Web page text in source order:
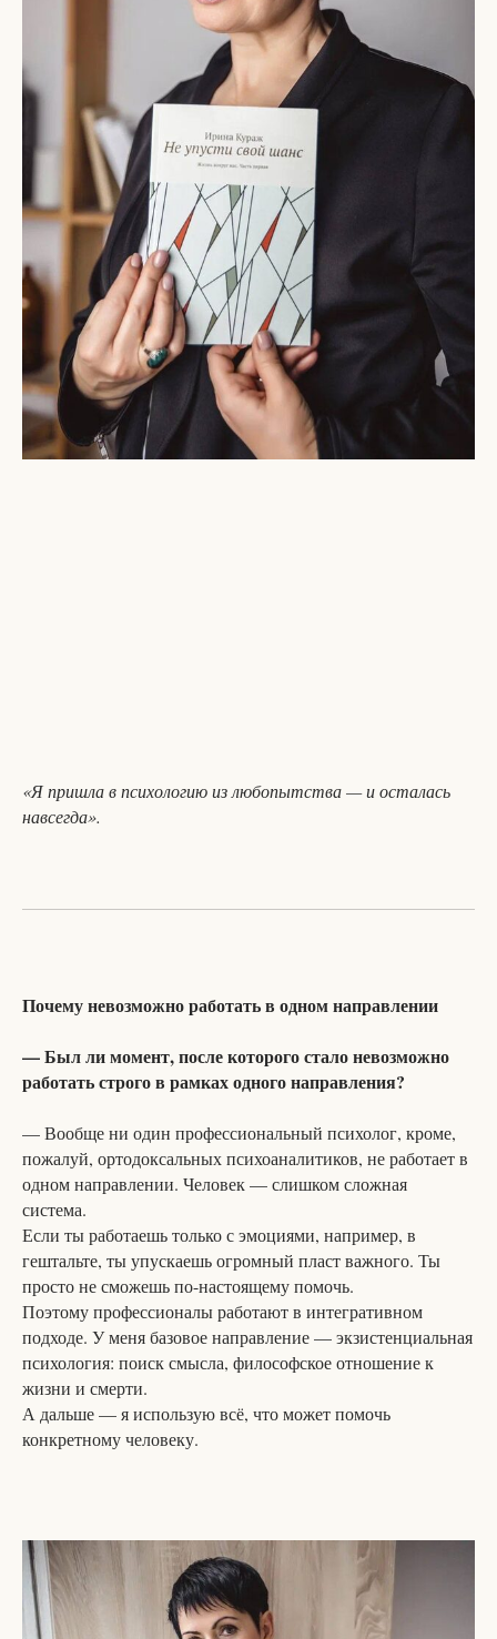
«Я пришла в психологию из любопытства — и осталась
навсегда».
Почему невозможно работать в одном направлении
— Был ли момент, после которого стало невозможно
работать строго в рамках одного направления?
— Вообще ни один профессиональный психолог, кроме,
пожалуй, ортодоксальных психоаналитиков, не работает в
одном направлении. Человек — слишком сложная
система.
Если ты работаешь только с эмоциями, например, в
гештальте, ты упускаешь огромный пласт важного. Ты
просто не сможешь по-настоящему помочь.
Поэтому профессионалы работают в интегративном
подходе. У меня базовое направление — экзистенциальная
психология: поиск смысла, философское отношение к
жизни и смерти.
А дальше — я использую всё, что может помочь
конкретному человеку.